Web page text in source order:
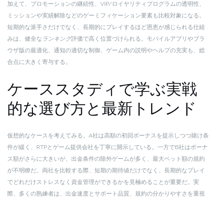
加えて、プロモーションの継続性、VIP/ロイヤリティプログラムの透明性、
ミッションや実績解除などのゲーミフィケーション要素も比較対象になる。
短期的な派手さだけでなく、長期的にプレイするほど恩恵が感じられる仕組
みは、健全な ランキング評価で高く位置づけられる。モバイルアプリやブラ
ウザ版の最適化、通知の適切な制御、ゲーム内の説明やヘルプの充実も、総
合点に大きく寄与する。
ケーススタディで学ぶ実戦
的な選び方と最新トレンド
仮想的なケースを考えてみる。A社は高額の初回ボーナスを提示しつつ賭け条
件が緩く、RTPとゲーム提供会社を丁寧に開示している。一方でB社はボーナ
ス額がさらに大きいが、出金条件の除外ゲームが多く、最大ベット額の規約
が不明瞭だ。両社を比較する際、短期の期待値だけでなく、長期的なプレイ
でどれだけストレスなく資金管理ができるかを見極めることが重要だ。実
際、多くの熟練者は、出金速度とサポート品質、規約の分かりやすさを重視